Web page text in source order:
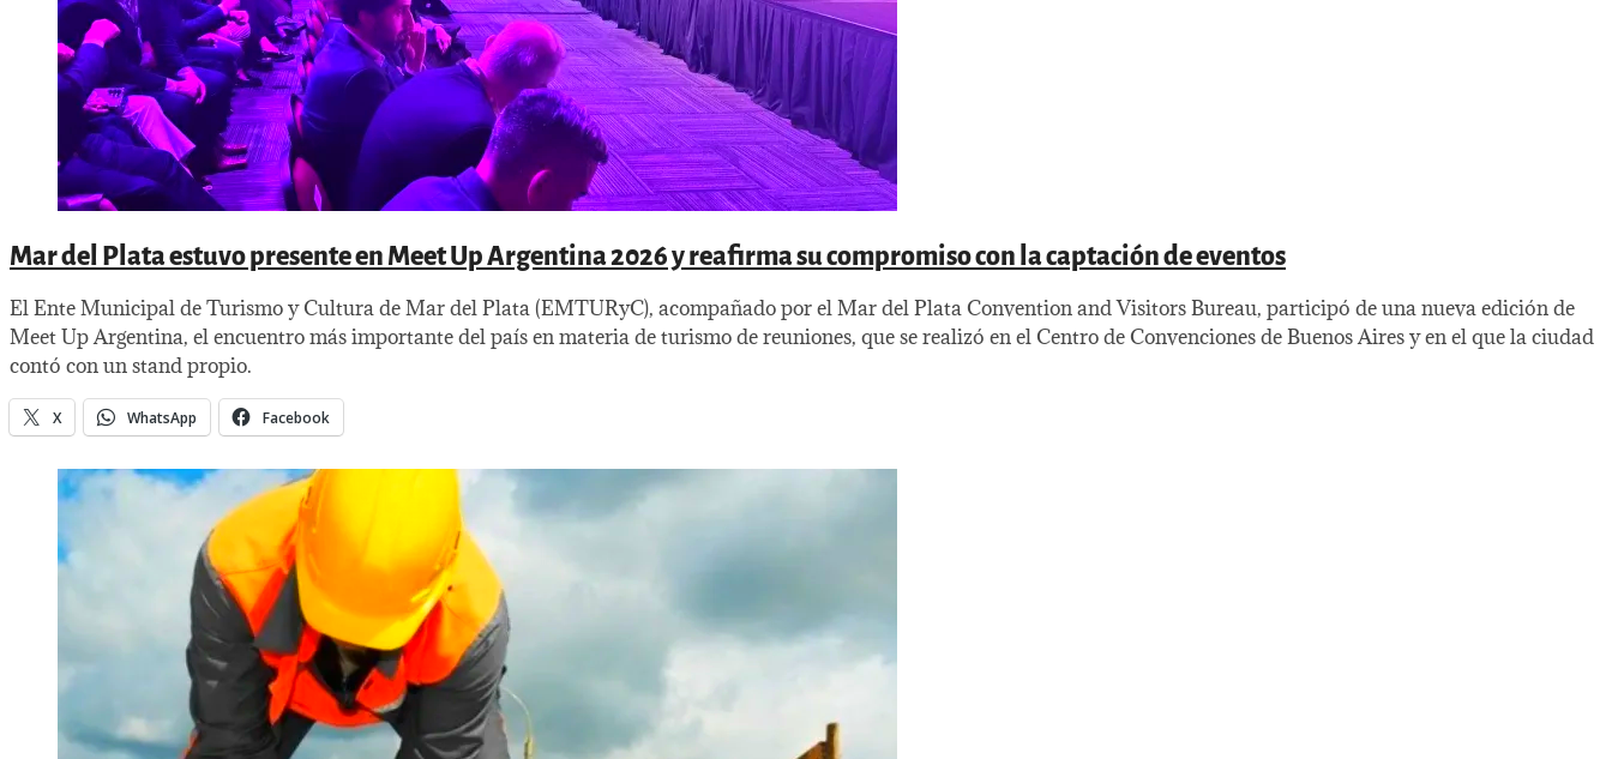
Mar del Plata estuvo presente en Meet Up Argentina 2026 y reafirma su compromiso con la captación de eventos
El Ente Municipal de Turismo y Cultura de Mar del Plata (EMTURyC), acompañado por el Mar del Plata Convention and Visitors Bureau, participó de una nueva edición de
Meet Up Argentina, el encuentro más importante del país en materia de turismo de reuniones, que se realizó en el Centro de Convenciones de Buenos Aires y en el que la ciudad
contó con un stand propio.
X WhatsApp Facebook